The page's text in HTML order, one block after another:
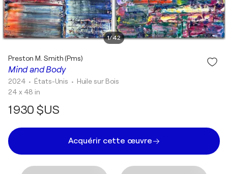
1/42
Mind and Body
Preston M. Smith (Pms)
2024 • États-Unis • Huile sur Bois
24 x 48 in
1 930 $US
Acquérir cette œuvre